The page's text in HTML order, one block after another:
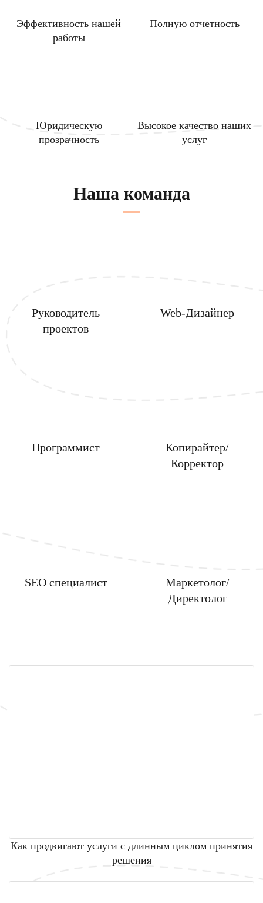
Эффективность нашей
работы
Полную отчетность
Юридическую
прозрачность
Высокое качество наших
услуг
Наша команда
Руководитель
проектов
Web-Дизайнер
Программист
Копирайтер/
Корректор
SEO специалист
Маркетолог/
Директолог
Как продвигают услуги с длинным циклом принятия
решения